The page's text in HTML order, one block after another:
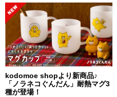
kodomoe shopより新商品♪
「ノラネコぐんだん」耐熱マグ3
種が登場！